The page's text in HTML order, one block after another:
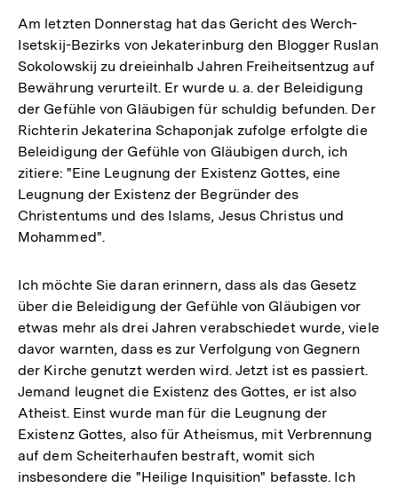
Am letzten Donnerstag hat das Gericht des Werch-
Isetskij-Bezirks von Jekaterinburg den Blogger Ruslan
Sokolowskij zu dreieinhalb Jahren Freiheitsentzug auf
Bewährung verurteilt. Er wurde u. a. der Beleidigung
der Gefühle von Gläubigen für schuldig befunden. Der
Richterin Jekaterina Schaponjak zufolge erfolgte die
Beleidigung der Gefühle von Gläubigen durch, ich
zitiere: "Eine Leugnung der Existenz Gottes, eine
Leugnung der Existenz der Begründer des
Christentums und des Islams, Jesus Christus und
Mohammed".
Ich möchte Sie daran erinnern, dass als das Gesetz
über die Beleidigung der Gefühle von Gläubigen vor
etwas mehr als drei Jahren verabschiedet wurde, viele
davor warnten, dass es zur Verfolgung von Gegnern
der Kirche genutzt werden wird. Jetzt ist es passiert.
Jemand leugnet die Existenz des Gottes, er ist also
Atheist. Einst wurde man für die Leugnung der
Existenz Gottes, also für Atheismus, mit Verbrennung
auf dem Scheiterhaufen bestraft, womit sich
insbesondere die "Heilige Inquisition" befasste. Ich